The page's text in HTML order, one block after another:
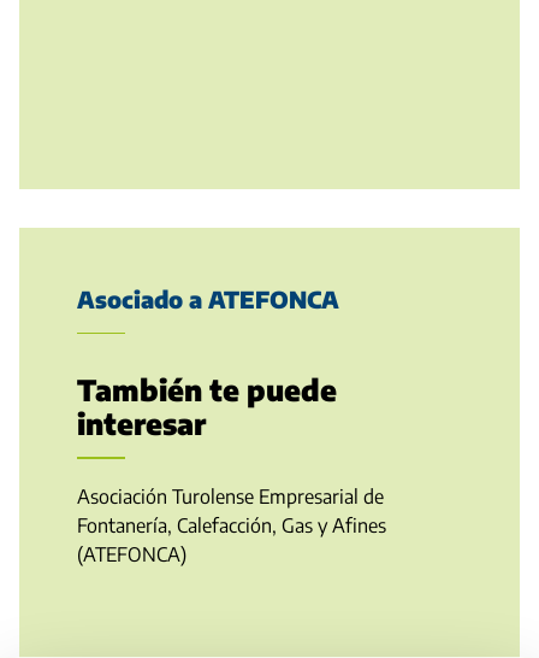
Asociado a ATEFONCA
También te puede
interesar
Asociación Turolense Empresarial de
Fontanería, Calefacción, Gas y Afines
(ATEFONCA)